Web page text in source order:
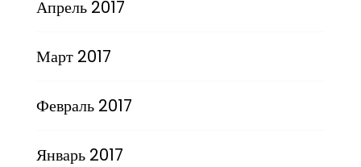
Апрель 2017
Март 2017
Февраль 2017
Январь 2017